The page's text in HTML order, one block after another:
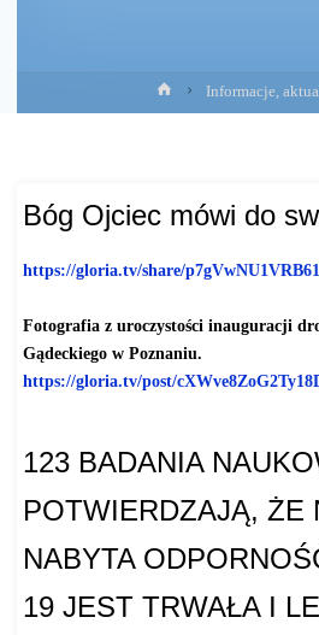
Strona
główna
Informacje,
Bóg Ojciec mówi do
https://gloria.tv/share/
Fotografia z uroczystości inauguracji
Gądeckiego w Poznaniu.
https://gloria.tv/post/
123 BADANIA
POTWIERDZAJĄ, ŻE
NABYTA
19 JEST TRWAŁA I